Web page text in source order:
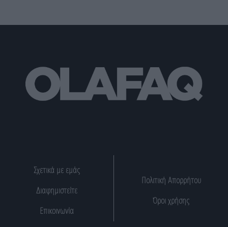
Σχετικά με εμάς
Διαφημιστείτε
Επικοινωνία
Πολιτική Απορρήτου
Όροι χρήσης